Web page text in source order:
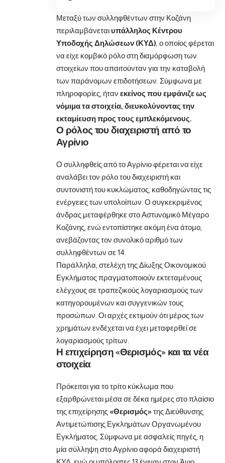
Μεταξύ των συλληφθέντων στην Κοζάνη
περιλαμβάνεται υπάλληλος Κέντρου
Υποδοχής Δηλώσεων (ΚΥΔ) , ο οποίος φέρεται
να είχε κομβικό ρόλο στη διαμόρφωση των
στοιχείων που απαιτούνταν για την καταβολή
των παράνομων επιδοτήσεων. Σύμφωνα με
πληροφορίες, ήταν εκείνος που εμφάνιζε ως
νόμιμα τα στοιχεία, διευκολύνοντας την
εκταμίευση προς τους εμπλεκόμενους.
Ο ρόλος του διαχειριστή από το
Αγρίνιο
Ο συλληφθείς από το Αγρίνιο φέρεται να είχε
αναλάβει τον ρόλο του διαχειριστή και
συντονιστή του κυκλώματος, καθοδηγώντας τις
ενέργειες των υπολοίπων. Ο συγκεκριμένος
άνδρας μεταφέρθηκε στο Αστυνομικό Μέγαρο
Κοζάνης, ενώ εντοπίστηκε ακόμη ένα άτομο,
ανεβάζοντας τον συνολικό αριθμό των
συλληφθέντων σε 14.
Παράλληλα, στελέχη της Δίωξης Οικονομικού
Εγκλήματος πραγματοποιούν εκτεταμένους
ελέγχους σε τραπεζικούς λογαριασμούς των
κατηγορουμένων και συγγενικών τους
προσώπων. Οι αρχές εκτιμούν ότι μέρος των
χρημάτων ενδέχεται να έχει μεταφερθεί σε
λογαριασμούς τρίτων.
Η επιχείρηση «Θερισμός» και τα νέα
στοιχεία
Πρόκειται για το τρίτο κύκλωμα που
εξαρθρώνεται μέσα σε δέκα ημέρες στο πλαίσιο
της επιχείρησης «Θερισμός» της Διεύθυνσης
Αντιμετώπισης Εγκλημάτων Οργανωμένου
Εγκλήματος. Σύμφωνα με ασφαλείς πηγές, η
μία σύλληψη στο Αγρίνιο αφορά διαχειριστή